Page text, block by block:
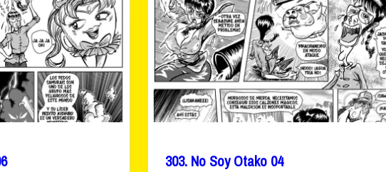
303. No Soy Otako 04